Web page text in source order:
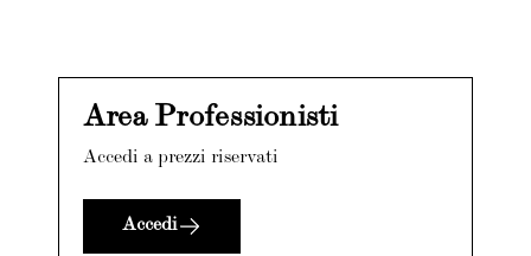
Area Professionisti
Accedi a prezzi riservati
Accedi